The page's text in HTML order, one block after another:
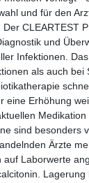
und für den
CLEARTEST
und
Infektionen.
als auch bei
eine Erhöhung
sind besonders
Ärzte
auf Laborwerte
Lagerung